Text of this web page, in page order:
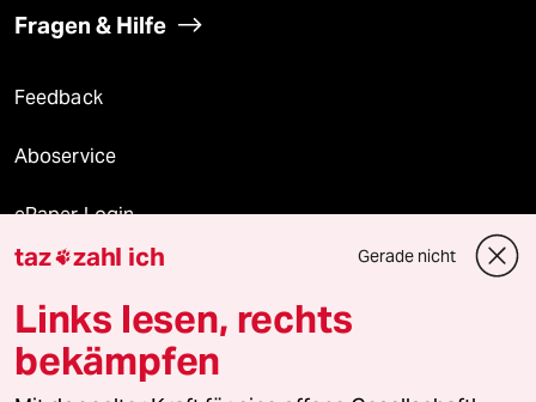
Fragen & Hilfe
Feedback
Aboservice
ePaper Login
Downloads für Abonnierende
© 2026 taz Verlags und Vertriebs GmbH
taz zahl ich Gerade nicht
Links lesen, rechts
bekämpfen